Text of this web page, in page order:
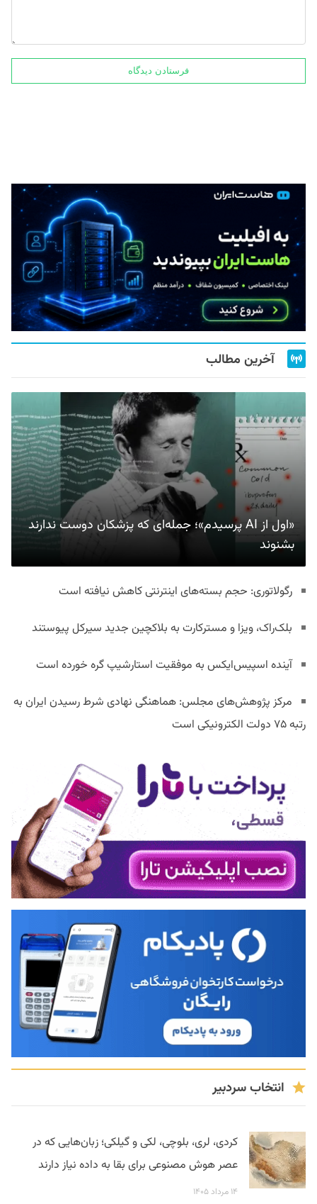
آخرین مطالب
«اول از AI پرسیدم»؛ جمله‌ای که پزشکان دوست ندارند
بشنوند
رگولاتوری: حجم بسته‌های اینترنتی کاهش نیافته است
بلک‌راک، ویزا و مسترکارت به بلاکچین جدید سیرکل پیوستند
آینده اسپیس‌ایکس به موفقیت استارشیپ گره خورده است
مرکز پژوهش‌های مجلس: هماهنگی نهادی شرط رسیدن ایران به
رتبه ۷۵ دولت الکترونیکی است
انتخاب سردبیر
کردی، لری، بلوچی، لکی و گیلکی؛ زبان‌هایی که در
عصر هوش مصنوعی برای بقا به داده نیاز دارند
۱۴ مرداد ۱۴۰۵